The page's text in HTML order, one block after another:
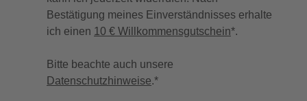
Bestätigung meines Einverständnisses erhalte
ich einen 10 € Willkommensgutschein*.
Bitte beachte auch unsere
Datenschutzhinweise.